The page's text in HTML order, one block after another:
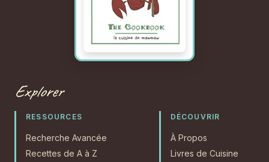
Explorer
RESSOURCES
Recherche Avancée
Recettes de A à Z
DÉCOUVRIR
À Propos
Livres de Cuisine